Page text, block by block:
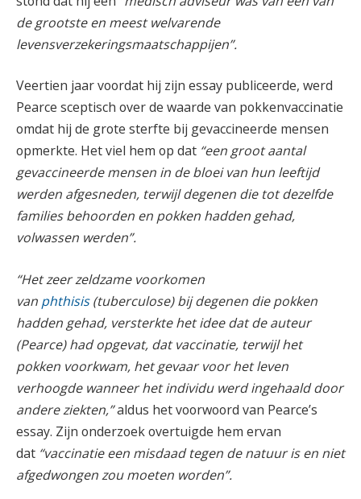
de grootste en meest welvarende
levensverzekeringsmaatschappijen”.
Veertien jaar voordat hij zijn essay publiceerde, werd
Pearce sceptisch over de waarde van pokkenvaccinatie
omdat hij de grote sterfte bij gevaccineerde mensen
opmerkte. Het viel hem op dat “een groot aantal
gevaccineerde mensen in de bloei van hun leeftijd
werden afgesneden, terwijl degenen die tot dezelfde
families behoorden en pokken hadden gehad,
volwassen werden”.
“Het zeer zeldzame voorkomen
van phthisis(tuberculose) bij degenen die pokken
hadden gehad, versterkte het idee dat de auteur
(Pearce) had opgevat, dat vaccinatie, terwijl het
pokken voorkwam, het gevaar voor het leven
verhoogde wanneer het individu werd ingehaald door
andere ziekten,”aldus het voorwoord van Pearce’s
essay. Zijn onderzoek overtuigde hem ervan
dat “vaccinatie een misdaad tegen de natuur is en niet
afgedwongen zou moeten worden”.